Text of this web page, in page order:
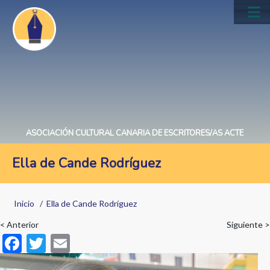
Pasar
contenido
principal
ASOCIACIÓN CULTURAL CANARIA DE ESCRITORES/AS ACTE
Ella de Cande Rodríguez
Sobrescribir
enlaces
de
ayuda
Inicio Ella de Cande Rodríguez
< Anterior Siguiente >
F
ac
T
w m